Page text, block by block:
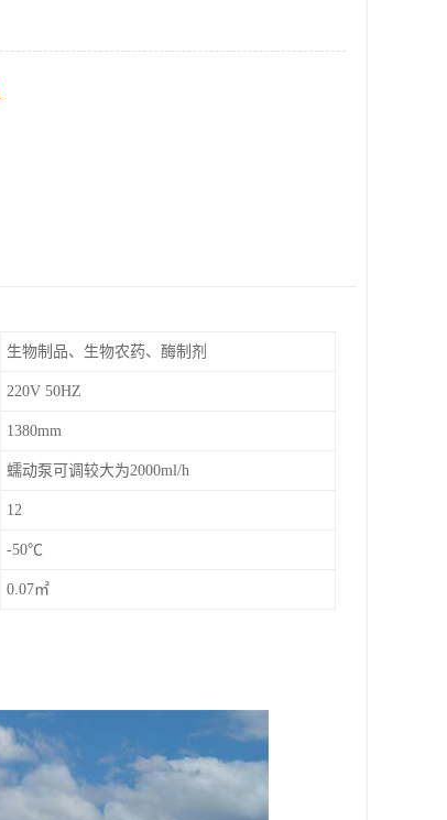
生物制品、生物农药、酶制剂
220V 50HZ
1380mm
蠕动泵可调较大为2000ml/h
12
-50℃
0.07㎡